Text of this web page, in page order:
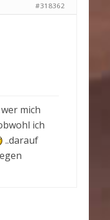
#318362
mich
ich
..darauf